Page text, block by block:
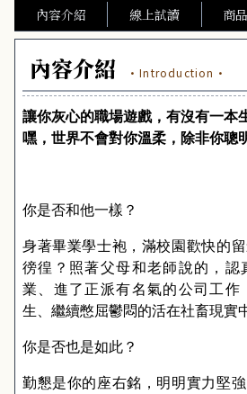
內容介紹 線上試讀 商
內容介紹 ·Introduction·
讓你灰心的職場遊戲，有沒有一本
嘿，世界不會對你溫柔，除非你聰
你是否和他一樣？
身著畢業學士袍，滿校園歡快的
徬徨？照著父母和老師說的，認
業、進了正派有名氣的公司工作
生、繼續憋屈鬱悶的活在社畜現實
你是否也是如此？
勤懇是你的座右銘，明明實力堅